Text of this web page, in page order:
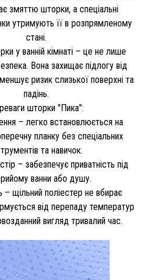
змяттю шторки, а спеціальні
утримують її в розпрямленому
стані.
у ванній кімнаті – це не лише
Вона захищає підлогу від
ризик слизької поверхні та
падінь.
шторки "Пика":
– легко встановлюється на
планку без спеціальних
та навичок.
– забезпечує приватність під
ванни або душу.
– щільний поліестер не вбирає
від перепаду температур
вигляд тривалий час.